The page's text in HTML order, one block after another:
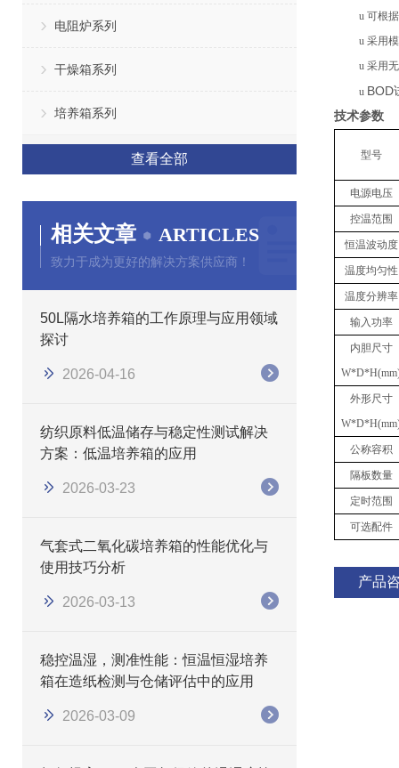
电阻炉系列
干燥箱系列
培养箱系列
查看全部
相关文章 ARTICLES
致力于成为更好的解决方案供应商！
50L隔水培养箱的工作原理与应用领域
探讨
2026-04-16
纺织原料低温储存与稳定性测试解决
方案：低温培养箱的应用
2026-03-23
气套式二氧化碳培养箱的性能优化与
使用技巧分析
2026-03-13
稳控温湿，测准性能：恒温恒湿培养
箱在造纸检测与仓储评估中的应用
2026-03-09
u 可根
u 采用
u 采用
u BOD
技术参数
型号
电源电压
控温范围
恒温波动度
温度均匀性
温度分辨率
输入功率
内胆尺寸
W*D*
外形尺寸
W*D*
公称容积
隔板数量
定时范围
可选配件
产品